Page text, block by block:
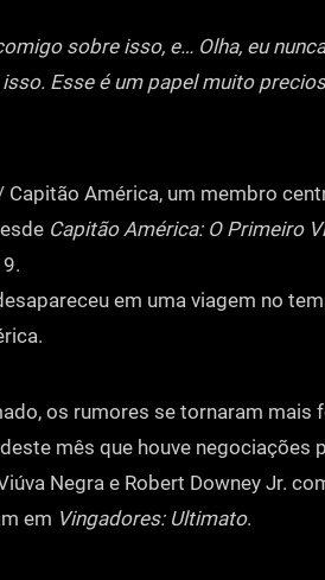
sobre isso, e… Olha, eu
Esse é um papel muito
América, um membro
Capitão América: O Primeiro
em uma viagem no
os rumores se tornaram mais
mês que houve negociações
Negra e Robert Downey Jr.
em Vingadores: Ultimato.